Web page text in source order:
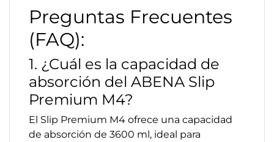
Preguntas Frecuentes
(FAQ):
1. ¿Cuál es la capacidad de
absorción del ABENA Slip
Premium M4?
El Slip Premium M4 ofrece una capacidad
de absorción de 3600 ml, ideal para